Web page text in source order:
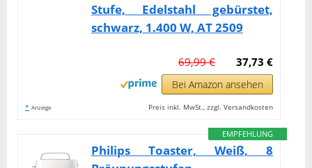
Stufe, Edelstahl gebürstet,
schwarz, 1.400 W, AT 2509
37,73 €
69,99 €
Bei Amazon ansehen
* Anzeige Preis inkl. MwSt., zzgl. Versandkosten
EMPFEHLUNG
Philips Toaster, Weiß, 8